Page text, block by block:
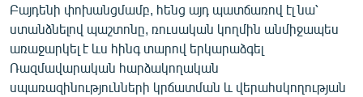
«Ազատության» բոլոր կայքերը
Բայդենի փոխանցմամբ, հենց այդ պատճառով էլ նա՝
ստանձնելով պաշտոնը, ռուսական կողմին անմիջապես
առաջարկել է ևս հինգ տարով երկարաձգել
Ռազմավարական հարձակողական
սպառազինությունների կրճատման և վերահսկողության